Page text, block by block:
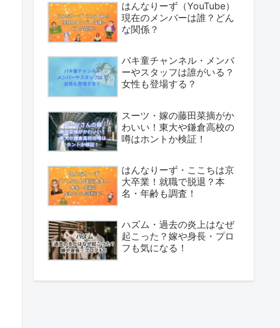
はんなりーず（YouTube）
現在のメンバーは誰？どん
な関係？
バキ童チャンネル・メンバ
ーやスタッフは誰がいる？
女性も登場する？
スーツ・嫁の藤田菜摘がか
わいい！東大や鎌倉高校の
噂はホントか検証！
はんなりーず・ここちは京
大卒業！就職で脱退？本
名・年齢も調査！
ハズム・過去の炎上はなぜ
起こった？嫁や身長・プロ
フも気になる！